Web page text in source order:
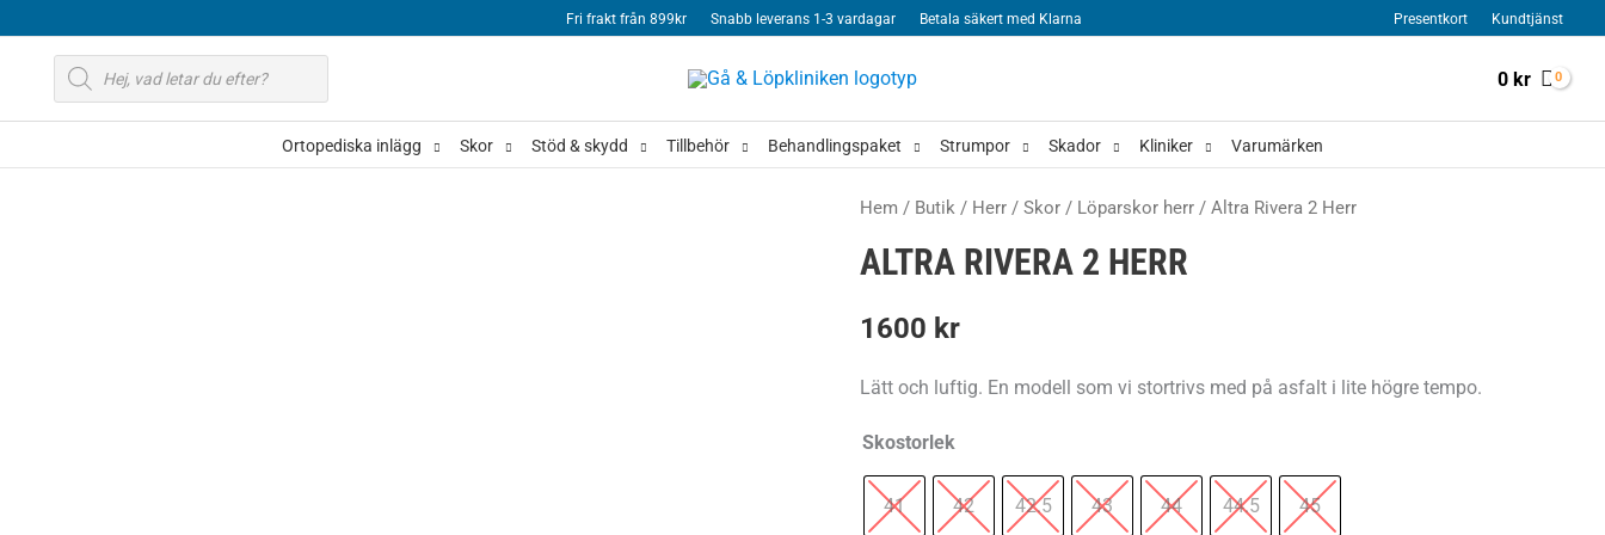
Fri frakt från 899kr Snabb leverans 1-3 vardagar Betala säkert med Klarna Presentkort Kundtjänst
Produktsökning
0 kr
Ortopediska inlägg Skor Stöd & skydd Tillbehör Behandlingspaket Strumpor Skador Kliniker Varumärken
Hem / Butik / Herr / Skor / Löparskor herr / Altra Rivera 2 Herr
ALTRA RIVERA 2 HERR
1600 kr
Lätt och luftig. En modell som vi stortrivs med på asfalt i lite högre tempo.
Skostorlek
41 42 42.5 43 44 44.5 45